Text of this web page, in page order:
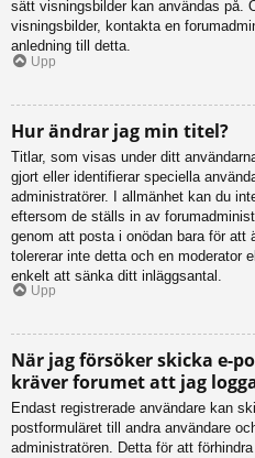
sätt visningsbilder kan användas på.
visningsbilder, kontakta en
anledning till detta.
Upp
Hur ändrar jag min titel?
Titlar, som visas under ditt
gjort eller identifierar speciella
administratörer. I allmänhet kan du
eftersom de ställs in av
genom att posta i onödan bara för att
tolererar inte detta och en moderator
enkelt att sänka ditt inläggsantal.
Upp
När jag försöker skicka e-
kräver forumet att jag
Endast registrerade användare kan
postformuläret till andra användare
administratören. Detta för att